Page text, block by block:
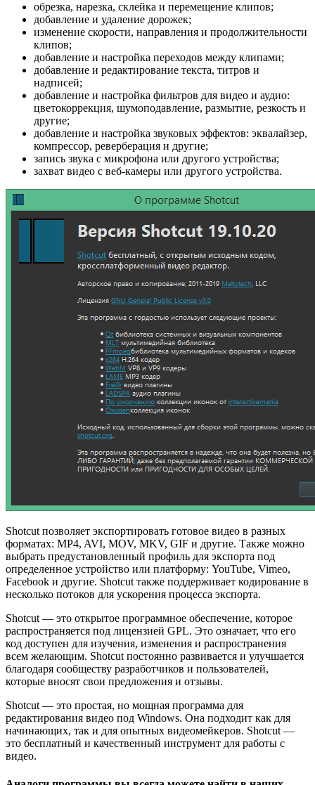
обрезка, нарезка, склейка и перемещение клипов;
добавление и удаление дорожек;
изменение скорости, направления и продолжительности
клипов;
добавление и настройка переходов между клипами;
добавление и редактирование текста, титров и
надписей;
добавление и настройка фильтров для видео и аудио:
цветокоррекция, шумоподавление, размытие, резкость и
другие;
добавление и настройка звуковых эффектов: эквалайзер,
компрессор, реверберация и другие;
запись звука с микрофона или другого устройства;
захват видео с веб-камеры или другого устройства.
Shotcut позволяет экспортировать готовое видео в разных
форматах: MP4, AVI, MOV, MKV, GIF и другие. Также можно
выбрать предустановленный профиль для экспорта под
определенное устройство или платформу: YouTube, Vimeo,
Facebook и другие. Shotcut также поддерживает кодирование в
несколько потоков для ускорения процесса экспорта.
Shotcut — это открытое программное обеспечение, которое
распространяется под лицензией GPL. Это означает, что его
код доступен для изучения, изменения и распространения
всем желающим. Shotcut постоянно развивается и улучшается
благодаря сообществу разработчиков и пользователей,
которые вносят свои предложения и отзывы.
Shotcut — это простая, но мощная программа для
редактирования видео под Windows. Она подходит как для
начинающих, так и для опытных видеомейкеров. Shotcut —
это бесплатный и качественный инструмент для работы с
видео.